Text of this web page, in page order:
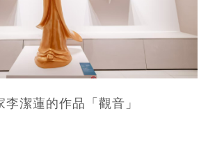
李潔蓮的作品「觀音」